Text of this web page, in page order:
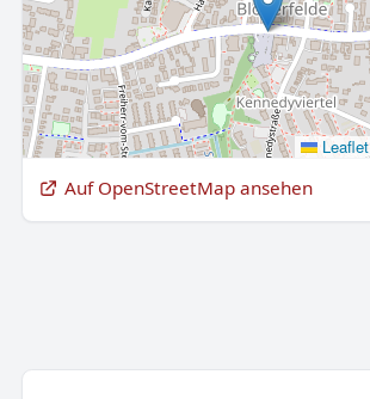
Leaflet
Auf OpenStreetMap ansehen